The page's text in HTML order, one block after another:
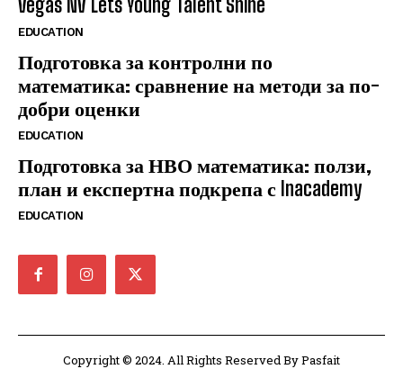
EDUCATION
Подготовка за контролни по
математика: сравнение на методи за по-
добри оценки
EDUCATION
Подготовка за НВО математика: ползи,
план и експертна подкрепа с Inacademy
EDUCATION
Copyright © 2024. All Rights Reserved By Pasfait